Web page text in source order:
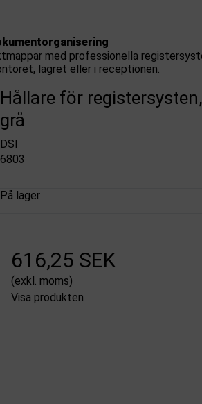
med professionella
lagret eller i receptionen.
Hållare för registersysten,
grå
DSI
6803
På lager
616,25 SEK
(exkl. moms)
Visa produkten